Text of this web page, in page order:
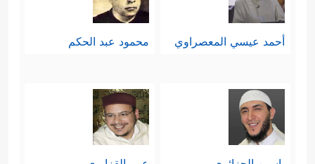
أحمد عيسي المعصراوي محمود عبد الحكم